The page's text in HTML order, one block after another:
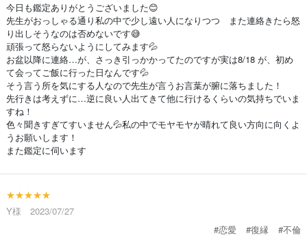
今日も鑑定ありがとうございました😊
先生がおっしゃる通り私の中で少し遠い人になりつつ また連絡きたら怒
り出しそうなのは否めないです😅
頑張って怒らないようにしてみます💦
お盆以降に連絡…が、さっき引っかかってたのですが実は8/18 が、初め
て会ってご飯に行った日なんです💦
そう言う所を気にする人なので先生が言うお言葉が腑に落ちました！
先行きは考えずに…逆に良い人出てきて他に行けるくらいの気持ちでいま
すね！
色々聞きすぎてすいません💦私の中でモヤモヤが晴れて良い方向に向くよ
うお願いします！
また鑑定に伺います
★★★★★
Y様 2023/07/27
#恋愛
#復縁
#不倫